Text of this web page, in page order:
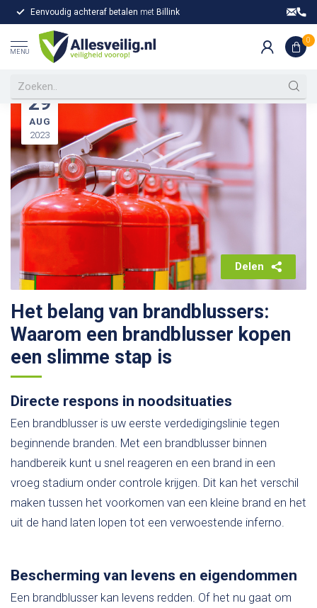
Eenvoudig achteraf betalen met Billink
MENU
0
Home /
Waarom een brandblusser kopen een slimme stap is
Nieuws
29
AUG
2023
Delen
Het belang van brandblussers:
Waarom een brandblusser kopen
een slimme stap is
Directe respons in noodsituaties
Een brandblusser is uw eerste verdedigingslinie tegen
beginnende branden. Met een brandblusser binnen
handbereik kunt u snel reageren en een brand in een
vroeg stadium onder controle krijgen. Dit kan het verschil
maken tussen het voorkomen van een kleine brand en het
uit de hand laten lopen tot een verwoestende inferno.
Bescherming van levens en eigendommen
Een brandblusser kan levens redden. Of het nu gaat om